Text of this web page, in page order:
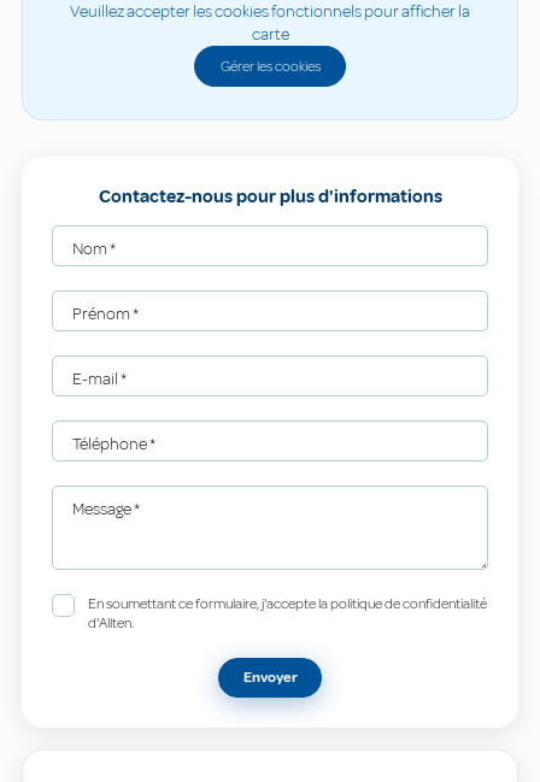
Veuillez accepter les cookies fonctionnels pour afficher la
carte
Gérer les cookies
Contactez-nous pour plus d'informations
Nom*
Prénom*
E-mail*
Téléphone*
Message*
En soumettant ce formulaire, j'accepte la politique de confidentialité
d'Allten.
Envoyer